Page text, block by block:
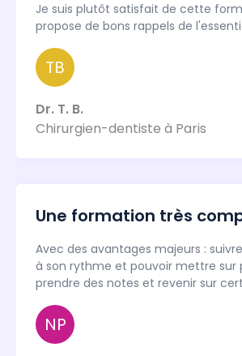
Je suis plutôt satisfait de cette
propose de bons rappels de
TB
Dr. T. B.
Chirurgien-dentiste à Paris
Une formation très
Avec des avantages majeurs :
à son rythme et pouvoir mettre sur
prendre des notes et revenir sur
NP